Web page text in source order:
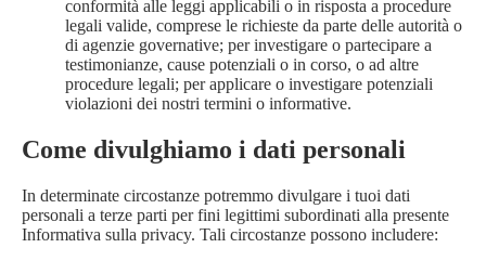
conformità alle leggi applicabili o in risposta a procedure
legali valide, comprese le richieste da parte delle autorità o
di agenzie governative; per investigare o partecipare a
testimonianze, cause potenziali o in corso, o ad altre
procedure legali; per applicare o investigare potenziali
violazioni dei nostri termini o informative.
Come divulghiamo i dati personali
In determinate circostanze potremmo divulgare i tuoi dati
personali a terze parti per fini legittimi subordinati alla presente
Informativa sulla privacy. Tali circostanze possono includere: